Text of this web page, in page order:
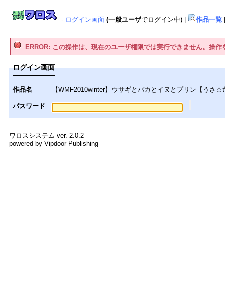
- ログイン画面 (一般ユーザでログイン中) 作品一覧
ERROR: この操作は、現在のユーザ権限では実行できません。操
ログイン画面
作品名 【WMF2010winter】ウサギとバカとイヌとプリン【うさ
パスワード
ワロスシステム ver. 2.0.2
powered by Vipdoor Publishing